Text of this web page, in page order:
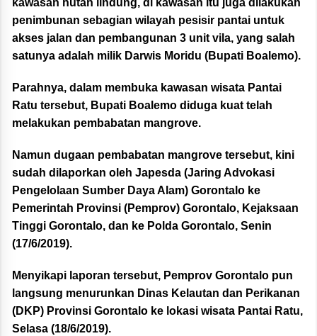
kawasan hutan lindung, di kawasan itu juga dilakukan
penimbunan sebagian wilayah pesisir pantai untuk
akses jalan dan pembangunan 3 unit vila, yang salah
satunya adalah milik Darwis Moridu (Bupati Boalemo).
Parahnya, dalam membuka kawasan wisata Pantai
Ratu tersebut, Bupati Boalemo diduga kuat telah
melakukan pembabatan mangrove.
Namun dugaan pembabatan mangrove tersebut, kini
sudah dilaporkan oleh Japesda (Jaring Advokasi
Pengelolaan Sumber Daya Alam) Gorontalo ke
Pemerintah Provinsi (Pemprov) Gorontalo, Kejaksaan
Tinggi Gorontalo, dan ke Polda Gorontalo, Senin
(17/6/2019).
Menyikapi laporan tersebut, Pemprov Gorontalo pun
langsung menurunkan Dinas Kelautan dan Perikanan
(DKP) Provinsi Gorontalo ke lokasi wisata Pantai Ratu,
Selasa (18/6/2019).